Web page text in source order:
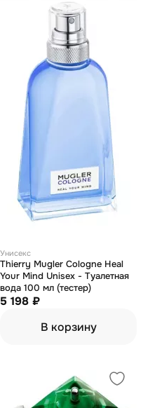
Унисекс
Thierry Mugler Cologne Heal
Your Mind Unisex - Туалетная
вода 100 мл (тестер)
5 198 ₽
В корзину